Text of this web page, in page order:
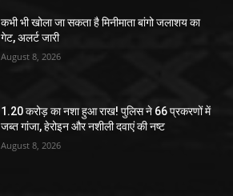
कभी भी खोला जा सकता है मिनीमाता बांगो जलाशय का
गेट, अलर्ट जारी
August 8, 2026
1.20 करोड़ का नशा हुआ राख! पुलिस ने 66 प्रकरणों में
जब्त गांजा, हेरोइन और नशीली दवाएं की नष्ट
August 8, 2026